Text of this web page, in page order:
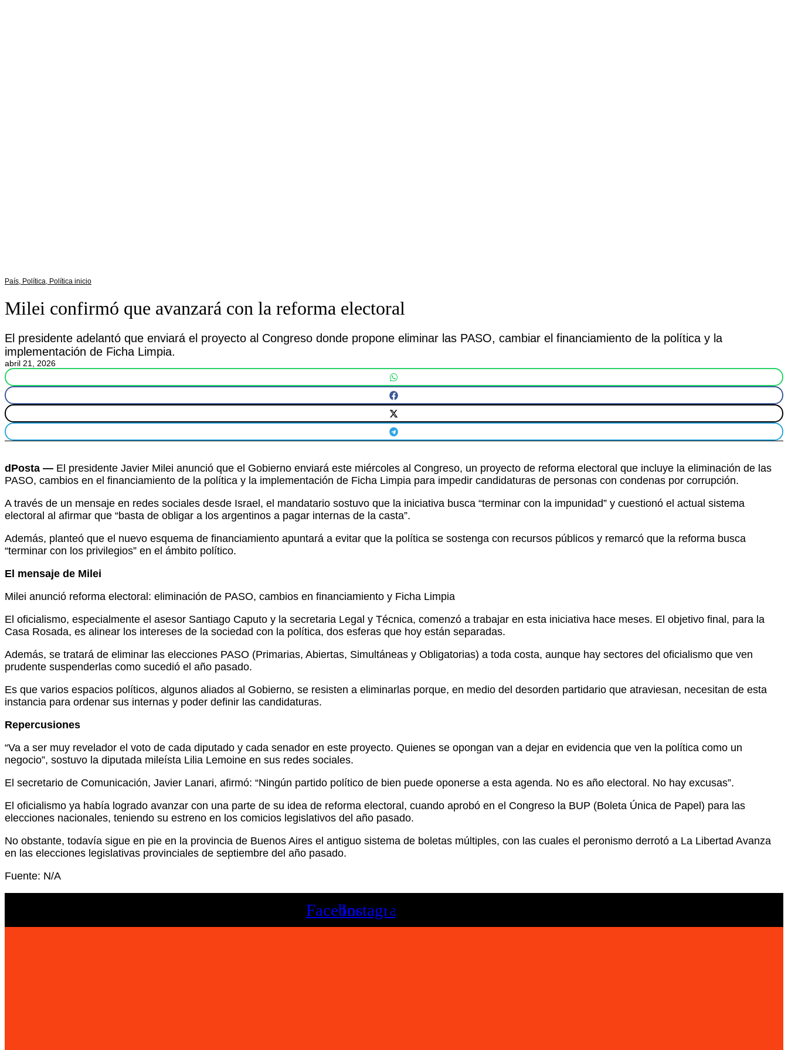
País Política Política inicio
Milei confirmó que avanzará con la reforma electoral
El presidente adelantó que enviará el proyecto al Congreso donde propone eliminar las PASO, cambiar el financiamiento de la política y la
implementación de Ficha Limpia.
abril 21, 2026
dPosta — El presidente Javier Milei anunció que el Gobierno enviará este miércoles al Congreso, un proyecto de reforma electoral que incluye la eliminación de las
PASO, cambios en el financiamiento de la política y la implementación de Ficha Limpia para impedir candidaturas de personas con condenas por corrupción.
A través de un mensaje en redes sociales desde Israel, el mandatario sostuvo que la iniciativa busca “terminar con la impunidad” y cuestionó el actual sistema
electoral al afirmar que “basta de obligar a los argentinos a pagar internas de la casta”.
Además, planteó que el nuevo esquema de financiamiento apuntará a evitar que la política se sostenga con recursos públicos y remarcó que la reforma busca
“terminar con los privilegios” en el ámbito político.
El mensaje de Milei
Milei anunció reforma electoral: eliminación de PASO, cambios en financiamiento y Ficha Limpia
El oficialismo, especialmente el asesor Santiago Caputo y la secretaria Legal y Técnica, comenzó a trabajar en esta iniciativa hace meses. El objetivo final, para la
Casa Rosada, es alinear los intereses de la sociedad con la política, dos esferas que hoy están separadas.
Además, se tratará de eliminar las elecciones PASO (Primarias, Abiertas, Simultáneas y Obligatorias) a toda costa, aunque hay sectores del oficialismo que ven
prudente suspenderlas como sucedió el año pasado.
Es que varios espacios políticos, algunos aliados al Gobierno, se resisten a eliminarlas porque, en medio del desorden partidario que atraviesan, necesitan de esta
instancia para ordenar sus internas y poder definir las candidaturas.
Repercusiones
“Va a ser muy revelador el voto de cada diputado y cada senador en este proyecto. Quienes se opongan van a dejar en evidencia que ven la política como un
negocio”, sostuvo la diputada mileísta Lilia Lemoine en sus redes sociales.
El secretario de Comunicación, Javier Lanari, afirmó: “Ningún partido político de bien puede oponerse a esta agenda. No es año electoral. No hay excusas”.
El oficialismo ya había logrado avanzar con una parte de su idea de reforma electoral, cuando aprobó en el Congreso la BUP (Boleta Única de Papel) para las
elecciones nacionales, teniendo su estreno en los comicios legislativos del año pasado.
No obstante, todavía sigue en pie en la provincia de Buenos Aires el antiguo sistema de boletas múltiples, con las cuales el peronismo derrotó a La Libertad Avanza
en las elecciones legislativas provinciales de septiembre del año pasado.
Fuente: N/A
Facebook
InstagramYoutube